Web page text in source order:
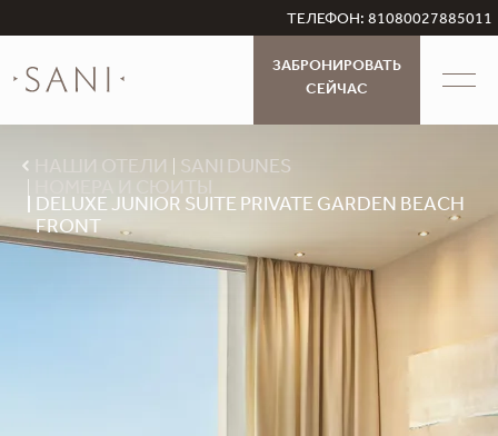
ТЕЛЕФОН: 81080027885011
ЗАБРОНИРОВАТЬ
СЕЙЧАС
НАШИ ОТЕЛИ
SANI DUNES
НОМЕРА И СЮИТЫ
DELUXE JUNIOR SUITE PRIVATE GARDEN BEACH
FRONT